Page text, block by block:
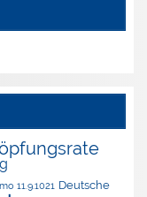
11.9.1021 Deutsche